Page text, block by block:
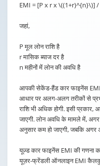
EMI = [P x r x \((1+r)^{n}\)]
जहां,
P मूल लोन राशि है
r मासिक ब्याज दर है
n महीनों में लोन की अवधि है
आपकी सेकेंड-हैंड कार फाइनेंस EMI
आधार पर अलग-अलग तरीकों से
राशि भी अधिक होगी. इसी प्रकार,
जाएगी. लोन अवधि के मामले में,
अनुसार कम हो जाएगी, जबकि अगर
यूज़्ड कार फाइनेंस EMI की गणना
यूज़र-फ्रेंडली ऑनलाइन EMI